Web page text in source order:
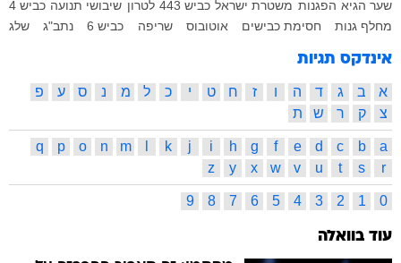
שער הגיא הפגנות משטרת ישראל כביש 443 לטרון שיבושי תנועה כביש 4
מחלף גנות
חסימת כבישים אוטובוס שריפה כביש 6 נתב"ג שלג
אינדקס תגיות
א ב ג ד ה ו ז ח ט י כ ל מ נ ס ע
פ
צ
ק ר ש ת
a
b
c
d
e
f
g
h
i
j
k
m
n
o
p
q
r
s
t
u
v
w
x
y
z
0
1
2
3
4
5
6
7
8
9
עוד בוואלה